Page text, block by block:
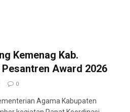
Kemenag Kab.
Award 2026
0
Agama Kabupaten